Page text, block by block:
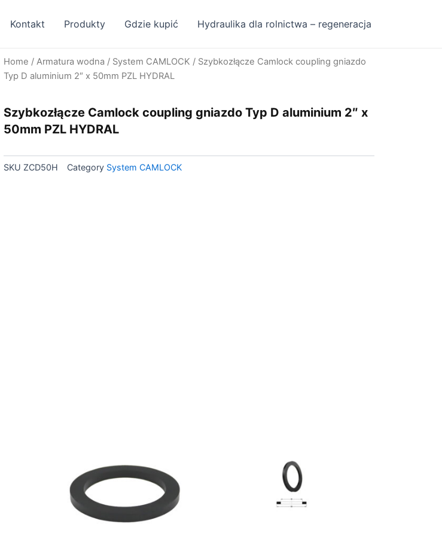
Kontakt Produkty Gdzie kupić Hydraulika dla rolnictwa – regeneracja
Home / Armatura wodna / System CAMLOCK / Szybkozłącze Camlock coupling gniazdo
Typ D aluminium 2″ x 50mm PZL HYDRAL
Szybkozłącze Camlock coupling gniazdo Typ D aluminium 2″ x
50mm PZL HYDRAL
SKU ZCD50H Category System CAMLOCK